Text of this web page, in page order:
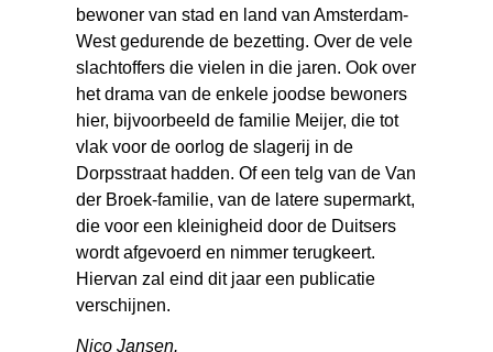
bewoner van stad en land van Amsterdam-
West gedurende de bezetting. Over de vele
slachtoffers die vielen in die jaren. Ook over
het drama van de enkele joodse bewoners
hier, bijvoorbeeld de familie Meijer, die tot
vlak voor de oorlog de slagerij in de
Dorpsstraat hadden. Of een telg van de Van
der Broek-familie, van de latere supermarkt,
die voor een kleinigheid door de Duitsers
wordt afgevoerd en nimmer terugkeert.
Hiervan zal eind dit jaar een publicatie
verschijnen.
Nico Jansen.